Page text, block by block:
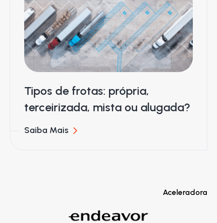
Tipos de frotas: própria,
terceirizada, mista ou alugada?
Saiba Mais
Aceleradora